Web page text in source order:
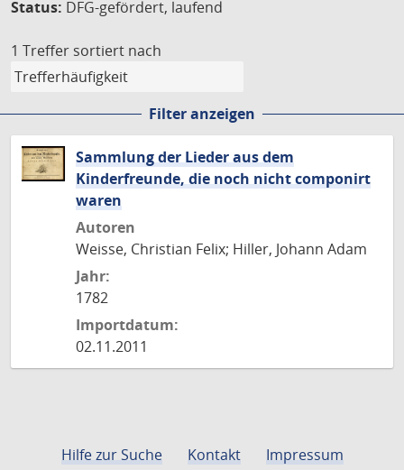
Status: DFG-gefördert, laufend
1 Treffer sortiert nach
Filter anzeigen
Sammlung der Lieder aus dem
Kinderfreunde, die noch nicht componirt
waren
Autoren
Weisse, Christian Felix; Hiller, Johann Adam
Jahr:
1782
Importdatum:
02.11.2011
Hilfe zur Suche Kontakt
Impressum